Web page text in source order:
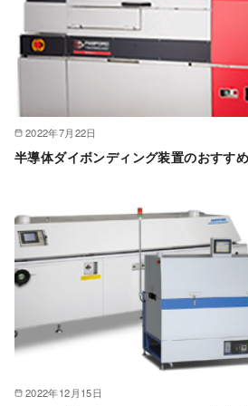
2022年7月22日
半導体ダイボンディング装置のおすす
2022年12月15日